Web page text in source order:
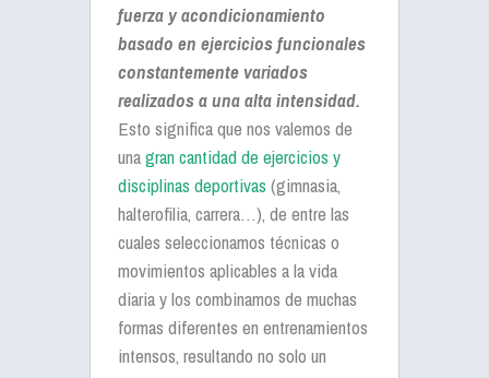
fuerza y acondicionamiento
basado en ejercicios funcionales
constantemente variados
realizados a una alta intensidad.
Esto significa que nos valemos de
unagran cantidad de ejercicios y
disciplinas deportivas(gimnasia,
halterofilia, carrera…), de entre las
cuales seleccionamos técnicas o
movimientos aplicables a la vida
diaria y los combinamos de muchas
formas diferentes en entrenamientos
intensos, resultando no solo un